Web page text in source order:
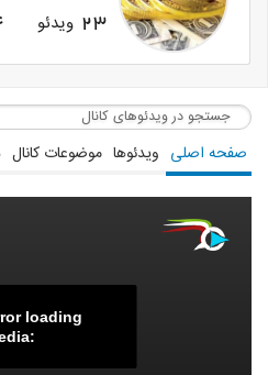
23 ویدئو
صفحه اصلی ویدئوها موضوعات کانال
loading